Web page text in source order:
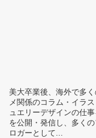
美大卒業後、海外で多
メ関係のコラム・イラ
ュエリーデザインの仕
を公開・発信し、多く
ロガーとして...